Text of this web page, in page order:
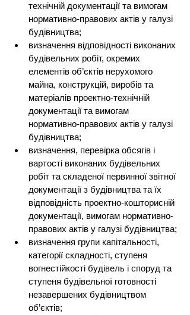
технічній документації та вимогам
нормативно-правових актів у галузі
будівництва;
визначення відповідності виконаних
будівельних робіт, окремих
елементів об’єктів нерухомого
майна, конструкцій, виробів та
матеріалів проектно-технічній
документації та вимогам
нормативно-правових актів у галузі
будівництва;
визначення, перевірка обсягів і
вартості виконаних будівельних
робіт та складеної первинної звітної
документації з будівництва та їх
відповідність проектно-кошторисній
документації, вимогам нормативно-
правових актів у галузі будівництва;
визначення групи капітальності,
категорії складності, ступеня
вогнестійкості будівель і споруд та
ступеня будівельної готовності
незавершених будівництвом
об’єктів;